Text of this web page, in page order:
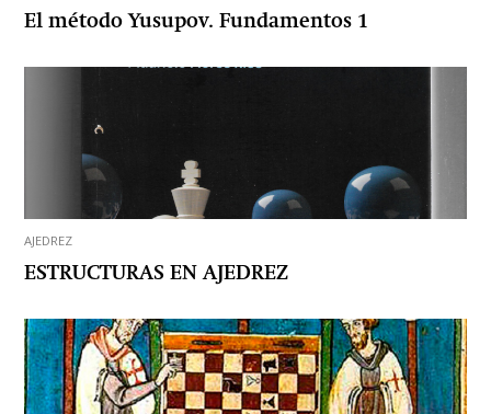
El método Yusupov. Fundamentos 1
AJEDREZ
ESTRUCTURAS EN AJEDREZ